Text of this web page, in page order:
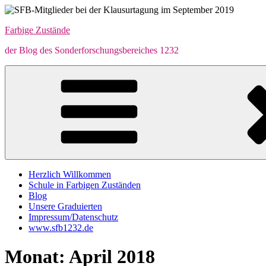
Zum
springen
Farbige Zustände
der Blog des Sonderforschungsbereiches 1232
Herzlich Willkommen
Schule in Farbigen Zuständen
Blog
Unsere Graduierten
Impressum/Datenschutz
www.sfb1232.de
Monat: April 2018